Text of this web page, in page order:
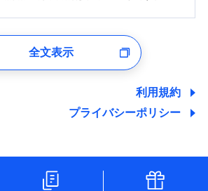
よび、管理のため
いる保険会社・提携会社の保険その他に
、金融商品等の契約を勧奨するため、ま
業務遂行のため、またそれらに付帯、関
の保険会社の商品・サービスをご提案す
いただくことがあります。）
のため
全文表示
利用規約
プライバシーポリシー